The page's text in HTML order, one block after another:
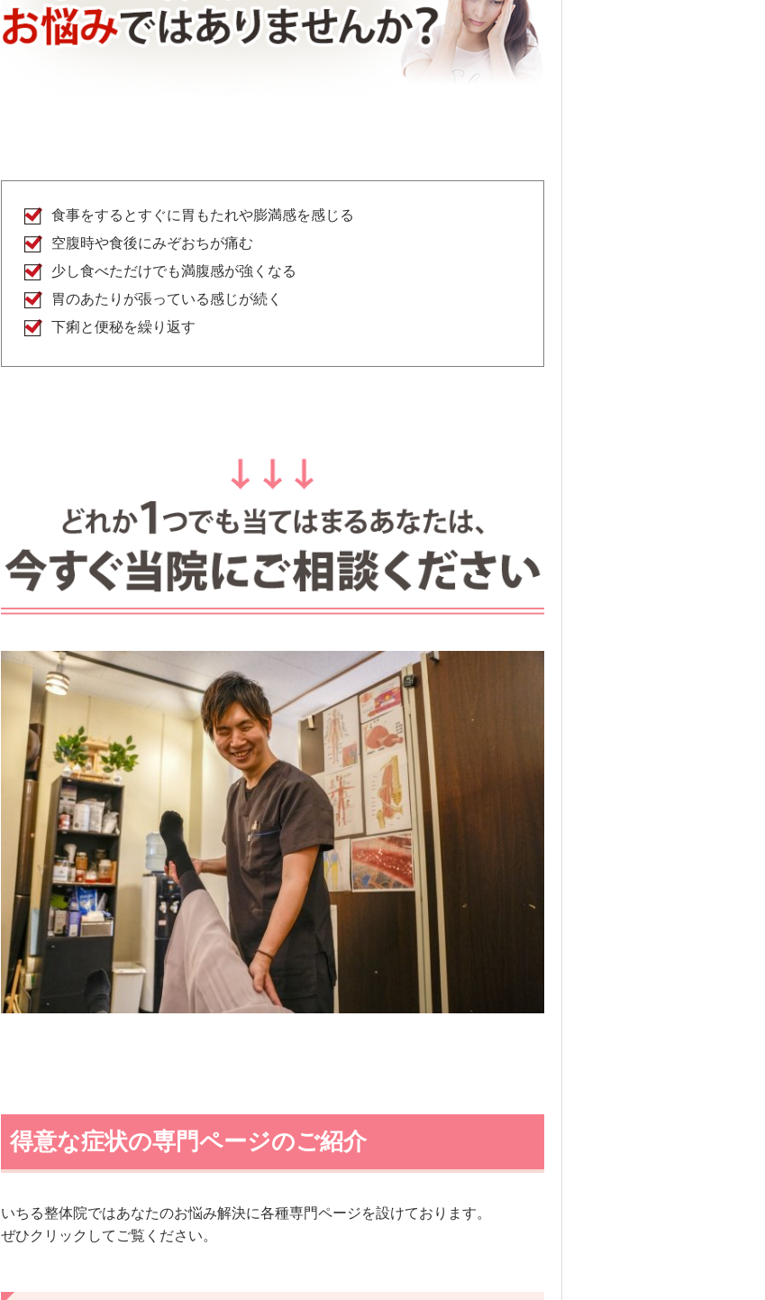
食事をするとすぐに胃もたれや膨満感を感じる
空腹時や食後にみぞおちが痛む
少し食べただけでも満腹感が強くなる
胃のあたりが張っている感じが続く
下痢と便秘を繰り返す
得意な症状の専門ページのご紹介
いちる整体院ではあなたのお悩み解決に各種専門ページを設けております。
ぜひクリックしてご覧ください。